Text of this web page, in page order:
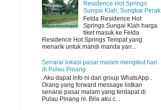
Residence Hot Springs
Sungai Klah, Sungkai Perak
Felda Residence Hot
Springs Sungai Klah harga
tiket masuk ke Felda
Residence Hot Springs Tempat yang
menarik untuk mandi manda yan...
Senarai lokasi pasar malam mengikut hari
di Pulau Pinang
Aku dapat info ni dari group WhatsApp .
Orang yang forward message listkan
senarai pasar malam yang terdapat di
Pulau Pinang ni. Bila aku c...